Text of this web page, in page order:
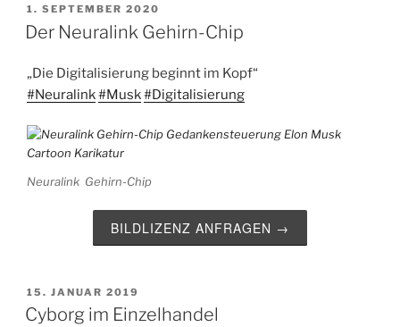
VERÖFFENTLICHT
AM
1. SEPTEMBER 2020
Der Neuralink Gehirn-Chip
„Die Digitalisierung beginnt im Kopf“
#Neuralink#Musk#Digitalisierung
Neuralink Gehirn-Chip
BILDLIZENZ ANFRAGEN →
VERÖFFENTLICHT
AM
15. JANUAR 2019
Cyborg im Einzelhandel